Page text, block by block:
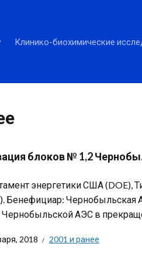
Клинико-биохимические
блоков № 1,2
энергетики США (DOE),
Бенефициар:
Чернобыльской АЭС в
2018 2001 и ранее